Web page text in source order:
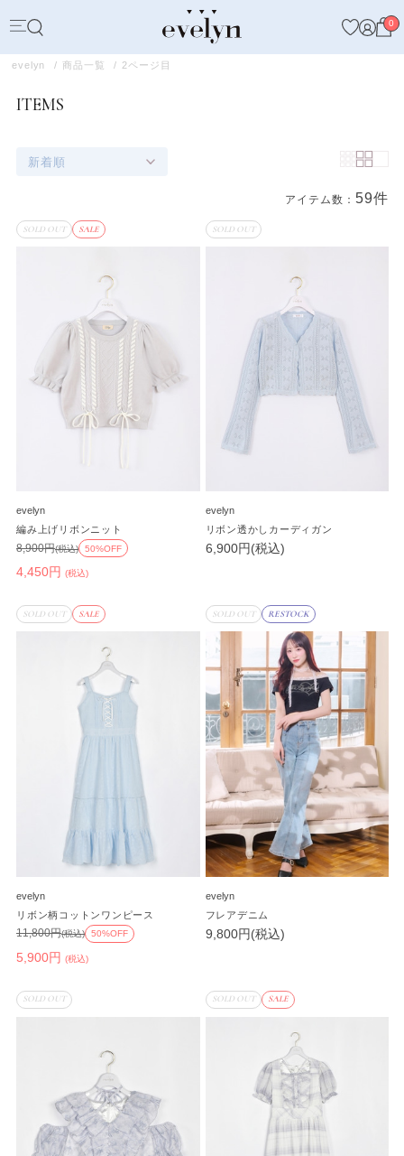
0
evelyn 商品一覧 2ページ目
ITEMS
新着順
アイテム数： 59件
商品一覧
SOLD OUT SALE
evelyn
編み上げリボンニット
4,450円 (税込)
8,900円(税込) 50%OFF
SOLD OUT
evelyn
リボン透かしカーディガン
6,900円(税込)
SOLD OUT SALE
evelyn
リボン柄コットンワンピース
5,900円 (税込)
11,800円(税込) 50%OFF
SOLD OUT RESTOCK
evelyn
フレアデニム
9,800円(税込)
SOLD OUT SOLD OUT SALE